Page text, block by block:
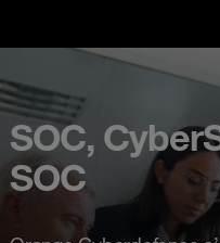
SOC,
SOC